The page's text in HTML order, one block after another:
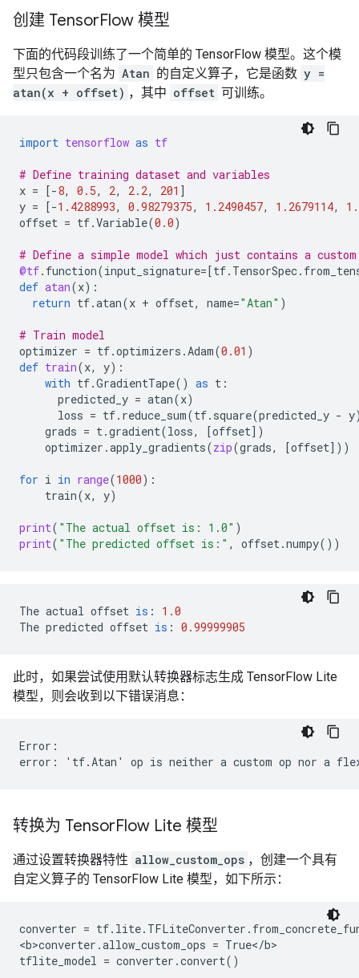
创建 TensorFlow 模型
下面的代码段训练了一个简单的 TensorFlow 模型。这个模
型只包含一个名为 Atan 的自定义算子，它是函数 y =
atan(x + offset) ，其中 offset 可训练。
import tensorflow as tf
# Define training dataset and variables
x = [-8, 0.5, 2, 2.2, 201 ]
y = [-1.4288993, 0.98279375, 1.2490457, 1.2679114,
offset = tf.Variable(0.0)
# Define a simple model which just contains a custom
@tf. function(input_signature=[tf. TensorSpec.
def atan(x):
return tf.atan(x + offset, name="Atan" )
# Train model
optimizer = tf.optimizers .Adam(0.01 )
def train(x, y):
with tf.GradientTape() as t :
predicted_y = atan(x)
loss = tf. reduce_sum(tf. square(predicted_y - y
grads = t.gradient(loss, [offset])
optimizer .apply_gradients(zip(grads, [offset]))
for i in range(1000):
train(x, y)
print( "The actual offset is: 1.0" )
print( "The predicted offset is:" , offset.numpy())
The actual offset is :
1.0
The predicted offset is : 0.99999905
此时，如果尝试使用默认转换器标志生成 TensorFlow Lite
模型，则会收到以下错误消息：
Error:
转换为 TensorFlow Lite 模型
通过设置转换器特性 allow_custom_ops ，创建一个具有
自定义算子的 TensorFlow Lite 模型，如下所示：
converter =
<b>converter.allow_custom_ops = True</b>